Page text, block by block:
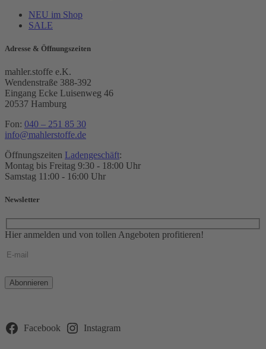
NEU im Shop
SALE
Adresse & Öffnungszeiten
mahler.stoffe e.K.
Wendenstraße 388-392
Eingang Ecke Luisenweg 46
20537 Hamburg
Fon: 040 – 251 85 30
info@mahlerstoffe.de
Öffnungszeiten Ladengeschäft:
Montag bis Freitag 9:30 - 18:00 Uhr
Samstag 11:00 - 16:00 Uhr
Newsletter
Hier anmelden und von tollen Angeboten profitieren!
Bitte
lasse
leer.
Facebook Instagram